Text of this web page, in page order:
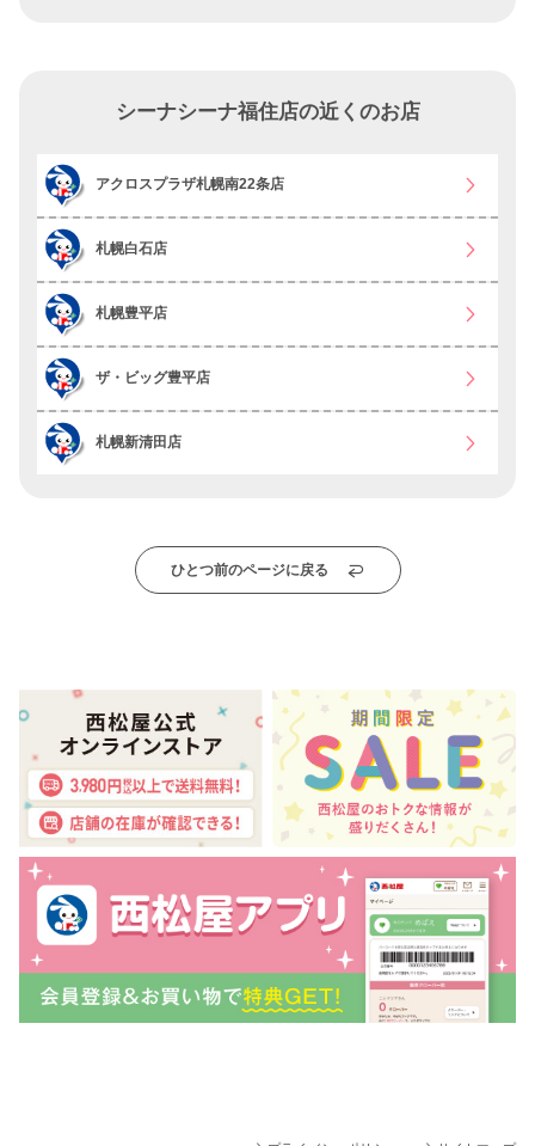
シーナシーナ福住店の近くのお店
アクロスプラザ札幌南22条店
札幌白石店
札幌豊平店
ザ・ビッグ豊平店
札幌新清田店
ひとつ前のページに戻る